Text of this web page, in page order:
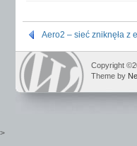
Aero2 – sieć zniknęła z
Copyright
Theme by
>